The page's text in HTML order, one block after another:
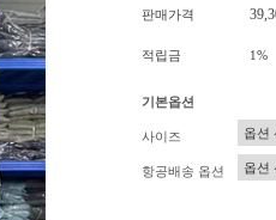
판매가격
적립금 1%
기본옵션
사이즈
항공배송 옵션